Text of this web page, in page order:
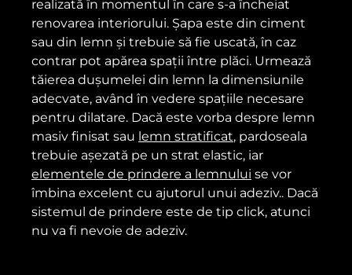
realizată în momentul în care s-a încheiat
renovarea interiorului. Șapa este din ciment
sau din lemn și trebuie să fie uscată, în caz
contrar pot apărea spații între plăci. Urmează
tăierea dușumelei din lemn la dimensiunile
adecvate, având în vedere spațiile necesare
pentru dilatare. Dacă este vorba despre lemn
masiv finisat sau lemn stratificat, pardoseala
trebuie așezată pe un strat elastic, iar
elementele de prindere a lemnului se vor
îmbina excelent cu ajutorul unui adeziv.. Dacă
sistemul de prindere este de tip click, atunci
nu va fi nevoie de adeziv.